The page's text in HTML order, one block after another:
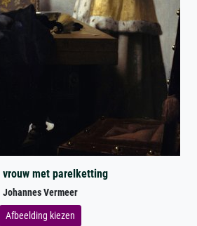
vrouw met parelketting
Johannes Vermeer
Afbeelding kiezen